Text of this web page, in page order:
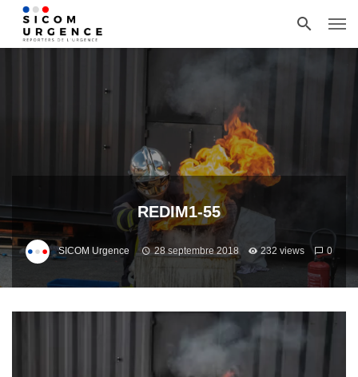
REDIM1-55
SICOM Urgence 28 septembre 2018 232 views 0